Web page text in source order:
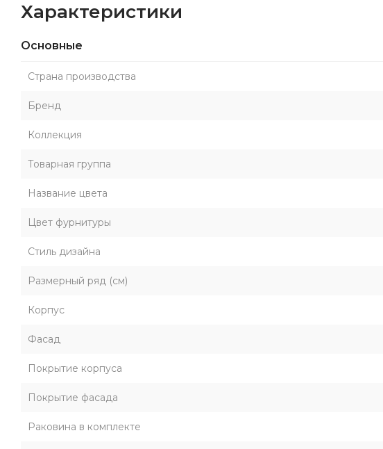
Характеристики
Основные
Страна производства
Бренд
Коллекция
Товарная группа
Название цвета
Цвет фурнитуры
Стиль дизайна
Размерный ряд (см)
Корпус
Фасад
Покрытие корпуса
Покрытие фасада
Раковина в комплекте